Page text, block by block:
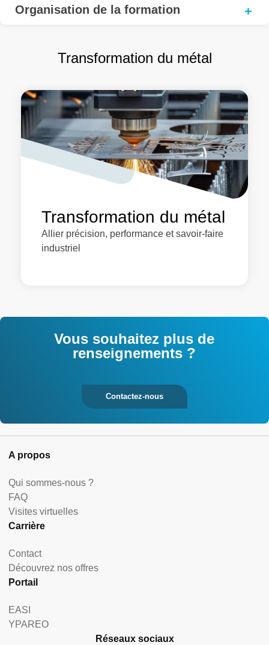
Organisation de la formation
Transformation du métal
Transformation du métal
Allier précision, performance et savoir-faire
industriel
Vous souhaitez plus de
renseignements ?
Contactez-nous
A propos
Qui sommes-nous ?
FAQ
Visites virtuelles
Carrière
Contact
Découvrez nos offres
Portail
EASI
YPAREO
Réseaux sociaux